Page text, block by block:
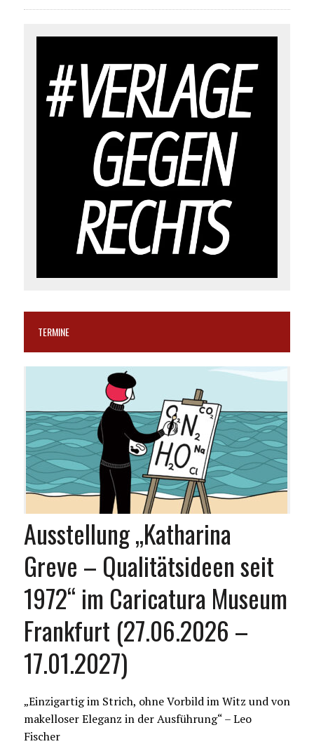
TERMINE
Ausstellung „Katharina
Greve – Qualitätsideen seit
1972“ im Caricatura Museum
Frankfurt (27.06.2026 –
17.01.2027)
„Einzigartig im Strich, ohne Vorbild im Witz und von
makelloser Eleganz in der Ausführung“ – Leo
Fischer